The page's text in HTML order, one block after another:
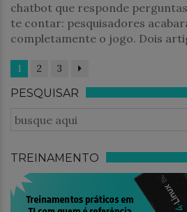
chatbot que responde
te contar: pesquisadores
completamente o jogo. Dois
1 2 3
PESQUISAR
TREINAMENTO